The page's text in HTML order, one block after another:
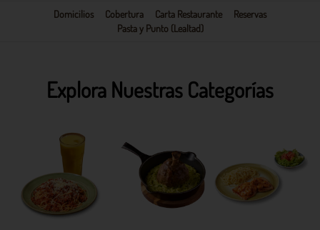
Domicilios Cobertura Carta Restaurante
Reservas
Pasta y Punto (Lealtad)
Explora Nuestras Categorías